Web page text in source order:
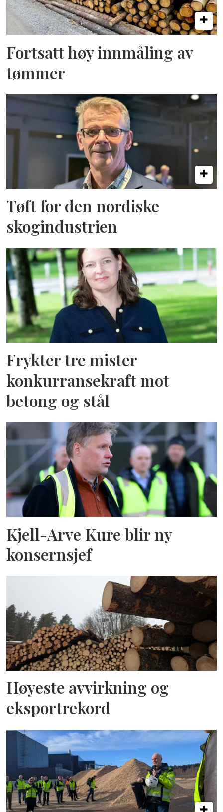
Fortsatt høy innmåling av
tømmer
Tøft for den nordiske
skogindustrien
Frykter tre mister
konkurransekraft mot
betong og stål
Kjell-Arve Kure blir ny
konsernsjef
Høyeste avvirkning og
eksportrekord